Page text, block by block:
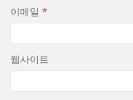
이메일 *
웹사이트